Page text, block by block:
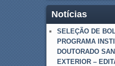
Notícias
SELEÇÃO DE
PROGRAMA
DOUTORADO
EXTERIOR –